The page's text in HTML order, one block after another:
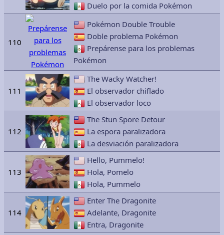
Duelo por la comida Pokémon
110
Pokémon Double Trouble
Doble problema Pokémon
Prepárense para los problemas
Pokémon
111
The Wacky Watcher!
El observador chiflado
El observador loco
112
The Stun Spore Detour
La espora paralizadora
La desviación paralizadora
113
Hello, Pummelo!
Hola, Pomelo
Hola, Pummelo
114
Enter The Dragonite
Adelante, Dragonite
Entra, Dragonite